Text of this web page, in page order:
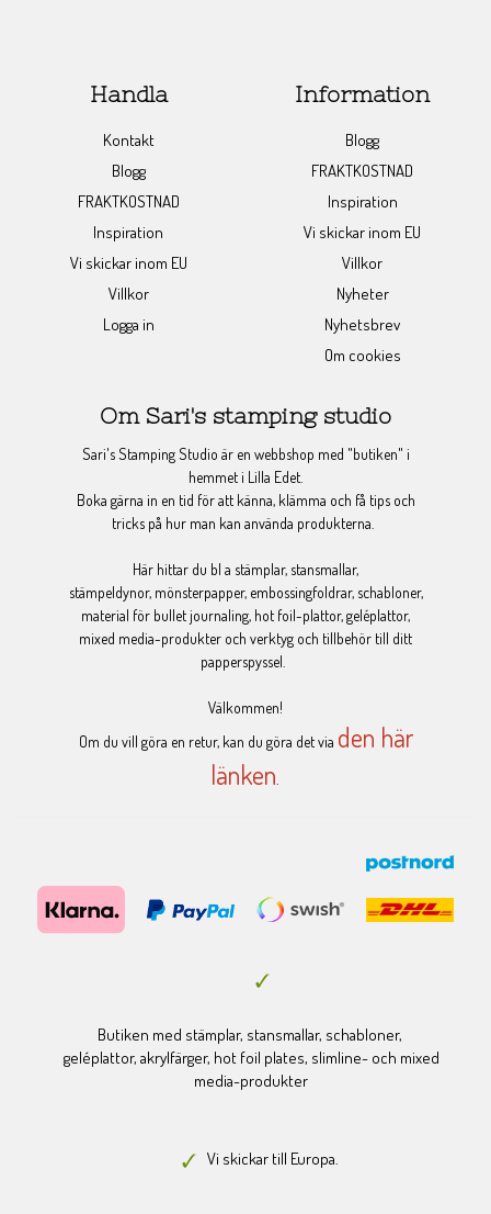
Handla
Kontakt
Blogg
FRAKTKOSTNAD
Inspiration
Vi skickar inom EU
Villkor
Logga in
Information
Blogg
FRAKTKOSTNAD
Inspiration
Vi skickar inom EU
Villkor
Nyheter
Nyhetsbrev
Om cookies
Om Sari's stamping studio
Sari's Stamping Studio är en webbshop med "butiken" i
hemmet i Lilla Edet.
Boka gärna in en tid för att känna, klämma och få tips och
tricks på hur man kan använda produkterna.
Här hittar du bl a stämplar, stansmallar,
stämpeldynor, mönsterpapper, embossingfoldrar, schabloner,
material för bullet journaling, hot foil-plattor, geléplattor,
mixed media-produkter och verktyg och tillbehör till ditt
papperspyssel.
Välkommen!
Om du vill göra en retur, kan du göra det via den här
länken.
Butiken med stämplar, stansmallar, schabloner,
geléplattor, akrylfärger, hot foil plates, slimline- och mixed
media-produkter
Vi skickar till Europa.